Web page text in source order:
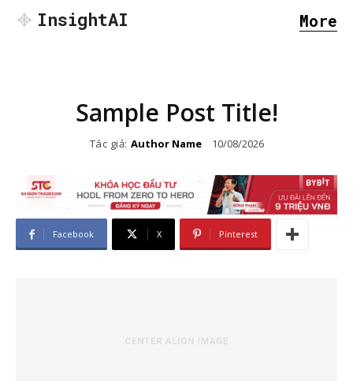
InsightAI More
Sample Post Title!
Tác giả: Author Name 10/08/2026
Facebook X Pinterest